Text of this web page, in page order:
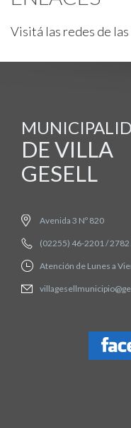
Visitá las redes de
DE VILLA
GESELL
Avenida 3 Nº 820
(02255) 46-2201 / 2782
Atención de Lunes a